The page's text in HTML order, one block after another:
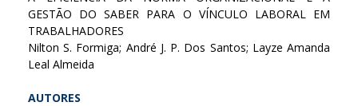
GESTÃO DO SABER PARA O VÍNCULO LABORAL EM
TRABALHADORES
Nilton S. Formiga; André J. P. Dos Santos; Layze Amanda
Leal Almeida
AUTORES